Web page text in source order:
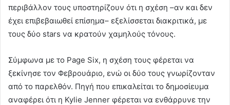
περιβάλλον τους υποστηρίζουν ότι η σχέση –αν και δεν
έχει επιβεβαιωθεί επίσημα– εξελίσσεται διακριτικά, με
τους δύο stars να κρατούν χαμηλούς τόνους.
Σύμφωνα με το Page Six, η σχέση τους φέρεται να
ξεκίνησε τον Φεβρουάριο, ενώ οι δύο τους γνωρίζονταν
από το παρελθόν. Πηγή που επικαλείται το δημοσίευμα
αναφέρει ότι η Kylie Jenner φέρεται να ενθάρρυνε την